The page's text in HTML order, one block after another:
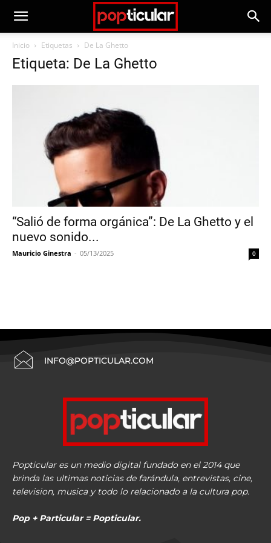
Inicio Etiquetas De La Ghetto
Etiqueta: De La Ghetto
“Salió de forma orgánica”: De La Ghetto y el
nuevo sonido...
Mauricio Ginestra - 05/13/2025 0
INFO@POPTICULAR.COM
Popticular es un medio digital fundado en el 2014 que
brinda las ultimas noticias de farándula, entrevistas, cine,
television, musica y todo lo relacionado a la cultura pop.
Pop + Particular = Popticular.